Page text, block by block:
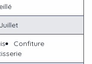
Confiture